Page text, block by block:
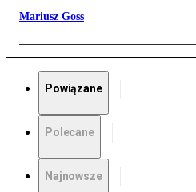
Mariusz Goss
Powiązane
Polecane
Najnowsze